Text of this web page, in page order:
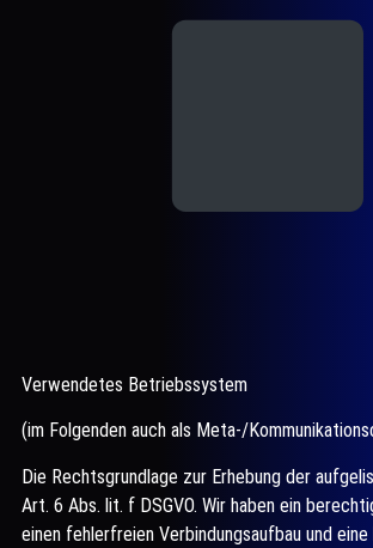
Verwendetes Betriebssystem
(im Folgenden auch als Meta-/
Die Rechtsgrundlage zur Erhebung der
Art. 6 Abs. lit. f DSGVO. Wir haben ein
einen fehlerfreien Verbindungsaufbau und